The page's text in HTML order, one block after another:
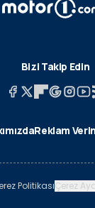
Bizi Takip Edin
Reklam Verin
PolitikasıÇerez